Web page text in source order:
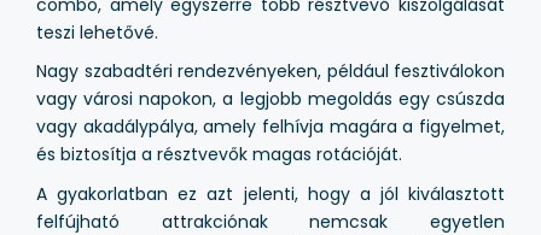
teszi lehetővé.
Nagy szabadtéri rendezvényeken, például fesztiválokon
vagy városi napokon, a legjobb megoldás egy csúszda
vagy akadálypálya, amely felhívja magára a figyelmet,
és biztosítja a résztvevők magas rotációját.
A gyakorlatban ez azt jelenti, hogy a jól kiválasztott
felfújható attrakciónak nemcsak egyetlen